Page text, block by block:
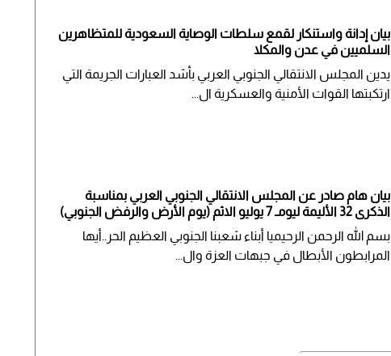
بيان إدانة واستنكار لقمع سلطات الوصاية السعودية للمتظاهرين
السلميين في عدن والمكلا
يدين المجلس الانتقالي الجنوبي العربي بأشد العبارات الجريمة التي
ارتكبتها القوات الأمنية والعسكرية ال...
بيان هام صادر عن المجلس الانتقالي الجنوبي العربي ​بمناسبة
الذكرى 32 الأليمة ليومـ 7 يوليو الاثم (يوم الأرض والرفض الجنوبي)
بسم الله الرحمن الرحيم​يا أبناء شعبنا الجنوبي العظيم الحر..أيها
المرابطون الأبطال في جبهات العزة وال...